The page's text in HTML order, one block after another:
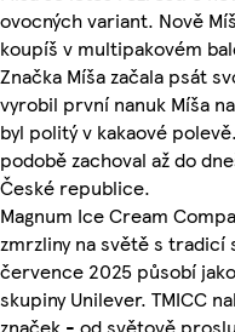
ovocných variant. Nově
koupíš v multipakovém
Značka Míša začala psát
vyrobil první nanuk Míša
byl politý v kakaové
podobě zachoval až do
České republice.
Magnum Ice Cream
zmrzliny na světě s tradicí
července 2025 působí
skupiny Unilever. TMICC
značek - od světově